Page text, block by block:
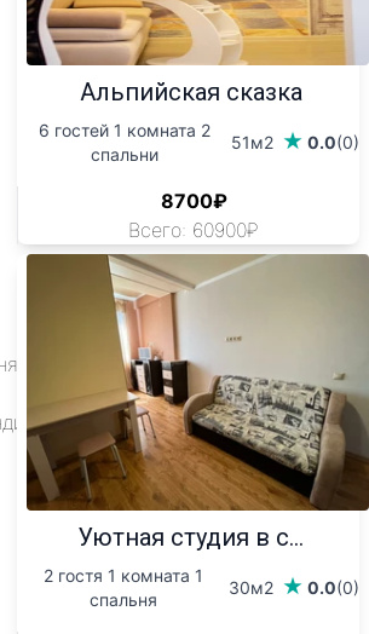
Альпийская сказка
6 гостей 1 комната 2
спальни
51м2 0.0(0)
8700₽
Всего: 60900₽
Уютная студия в с...
2 гостя 1 комната 1
спальня
30м2 0.0(0)